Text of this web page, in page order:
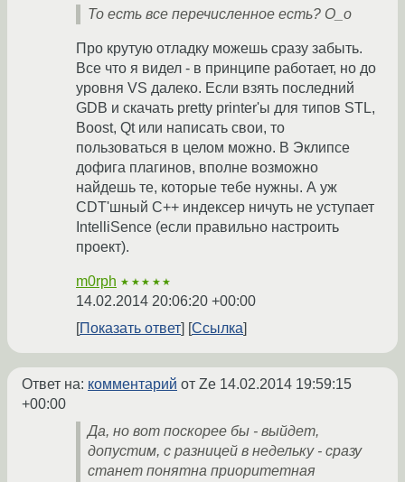
То есть все перечисленное есть? О_о
Про крутую отладку можешь сразу забыть.
Все что я видел - в принципе работает, но до
уровня VS далеко. Если взять последний
GDB и скачать pretty printer'ы для типов STL,
Boost, Qt или написать свои, то
пользоваться в целом можно. В Эклипсе
дофига плагинов, вполне возможно
найдешь те, которые тебе нужны. А уж
CDT'шный C++ индексер ничуть не уступает
IntelliSence (если правильно настроить
проект).
m0rph ★★★★★
14.02.2014 20:06:20 +00:00
Показать ответ
Ссылка
Ответ на: комментарий от Ze 14.02.2014 19:59:15
+00:00
Да, но вот поскорее бы - выйдет,
допустим, с разницей в недельку - сразу
станет понятна приоритетная